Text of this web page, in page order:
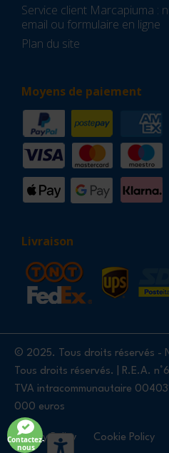
Service client Marcapiuma :
email ou formulaire en ligne
Plan du site
Moyens de paiement
Livraison
© 2025. Tous droits réservés -
Tous droits réservés. | R.E.A.
TVA intracommunautaire
000 euros
Privacy Policy Cookie Policy
Contactez-
nous